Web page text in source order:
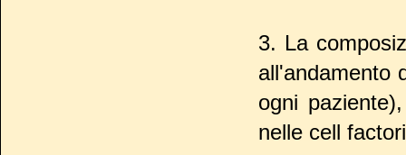
3. La
all'andamento
ogni
nelle cell